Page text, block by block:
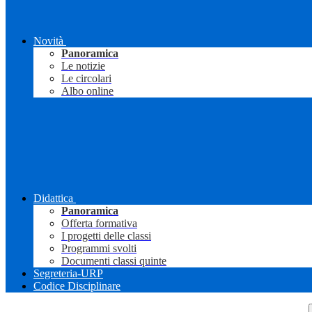
Novità
Panoramica
Le notizie
Le circolari
Albo online
Didattica
Panoramica
Offerta formativa
I progetti delle classi
Programmi svolti
Documenti classi quinte
Segreteria-URP
Codice Disciplinare